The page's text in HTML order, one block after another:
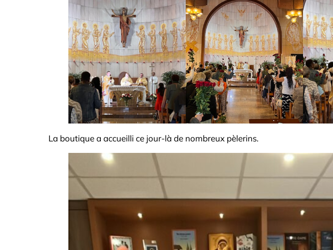
La boutique a accueilli ce jour-là de nombreux pèlerins.